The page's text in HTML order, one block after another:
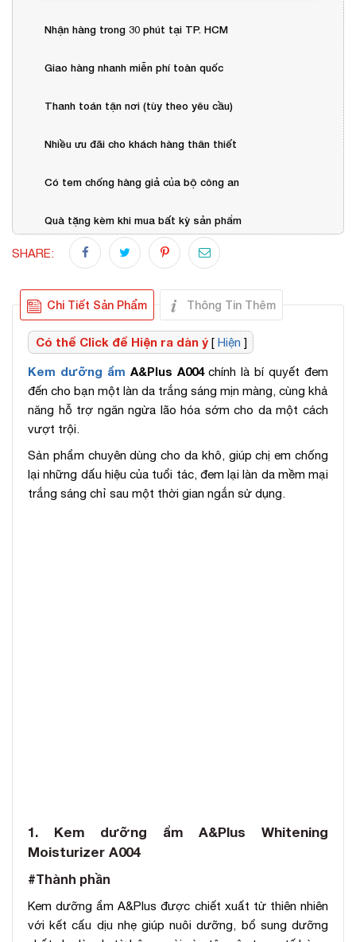
Nhận hàng trong 30 phút tại TP. HCM
Giao hàng nhanh miễn phí toàn quốc
Thanh toán tận nơi (tùy theo yêu cầu)
Nhiều ưu đãi cho khách hàng thân thiết
Có tem chống hàng giả của bộ công an
Quà tặng kèm khi mua bất kỳ sản phẩm
SHARE:
Chi Tiết Sản Phẩm Thông Tin Thêm
Có thể Click để Hiện ra dàn ý [ Hiện ]
Kem dưỡng ẩm A&Plus A004chính là bí quyết đem
đến cho bạn một làn da trắng sáng mịn màng, cùng khả
năng hỗ trợ ngăn ngừa lão hóa sớm cho da một cách
vượt trội.
Sản phẩm chuyên dùng cho da khô, giúp chị em chống
lại những dấu hiệu của tuổi tác, đem lại làn da mềm mại
trắng sáng chỉ sau một thời gian ngắn sử dụng.
1. Kem dưỡng ẩm A&Plus Whitening
Moisturizer A004
#Thành phần
Kem dưỡng ẩm A&Plus được chiết xuất từ thiên nhiên
với kết cấu dịu nhẹ giúp nuôi dưỡng, bổ sung dưỡng